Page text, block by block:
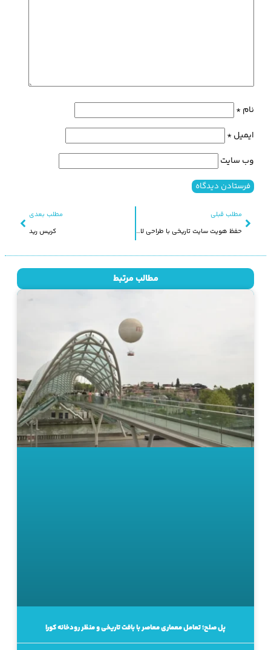
مطلب قبلی
حفظ هویت سایت تاریخی با طراحی لایه های منظرین
مطلب بعدی
کریس رید
نام*
ایمیل*
وب‌ سایت
مطالب مرتبط
پل صلح؛ تعامل معماری معاصر با بافت تاریخی و منظر رودخانه کورا